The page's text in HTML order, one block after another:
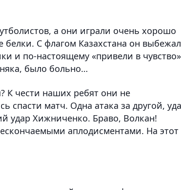
а они играли очень хорошо
белки. С флагом Казахстана он выбежал
и по-настоящему «привели в
было больно…
К чести наших ребят они не
спасти матч. Одна атака за другой,
удар Хижниченко. Браво, Волкан!
аплодисментами. На этот